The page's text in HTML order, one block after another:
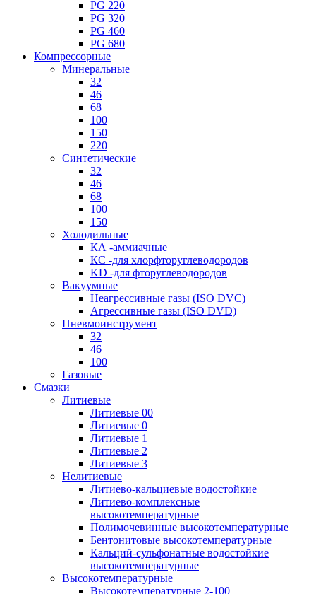
PG 220
PG 320
PG 460
PG 680
Компрессорные
Минеральные
32
46
68
100
150
220
Синтетические
32
46
68
100
150
Холодильные
КА -аммиачные
КС -для хлорфторуглеводородов
KD -для фторуглеводородов
Вакуумные
Неагрессивные газы (ISO DVC)
Агрессивные газы (ISO DVD)
Пневмоинструмент
32
46
100
Газовые
Смазки
Литиевые
Литиевые 00
Литиевые 0
Литиевые 1
Литиевые 2
Литиевые 3
Нелитиевые
Литиево-кальциевые водостойкие
Литиево-комплексные
высокотемпературные
Полимочевинные высокотемпературные
Бентонитовые высокотемпературные
Кальций-сульфонатные водостойкие
высокотемпературные
Высокотемпературные
Высокотемпературные 2-100